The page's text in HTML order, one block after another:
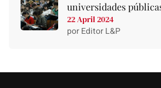
universidades
22 April 2024
por Editor L&P